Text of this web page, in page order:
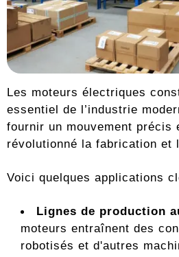
Les moteurs électriques
essentiel de l’industrie
fournir un mouvement précis
révolutionné la fabrication et
Voici quelques applications
Lignes de production
moteurs entraînent des
robotisés et d'autres